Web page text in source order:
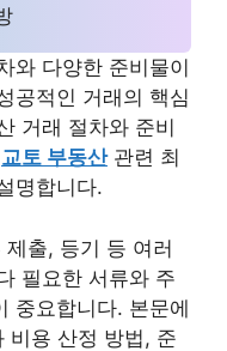
와 다양한 준비물이
공적인 거래의 핵심
거래 절차와 준비
교토 부동산관련 최
명합니다.
출, 등기 등 여러
필요한 서류와 주
중요합니다. 본문에
비용 산정 방법, 준